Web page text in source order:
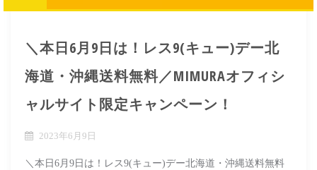
＼本日6月9日は！レス9(キュー)デー北
海道・沖縄送料無料／MIMURAオフィシ
ャルサイト限定キャンペーン！
2023年6月9日
＼本日6月9日は！レス9(キュー)デー北海道・沖縄送料無料